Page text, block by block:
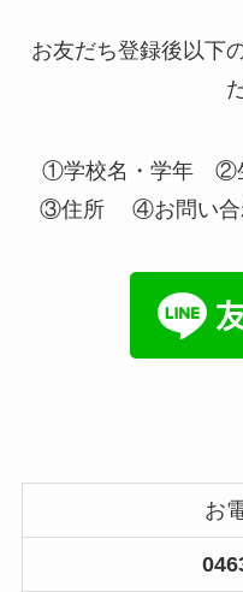
お友だち登録後以下
①学校名・学年 ②生
③住所 ④お問い合
お